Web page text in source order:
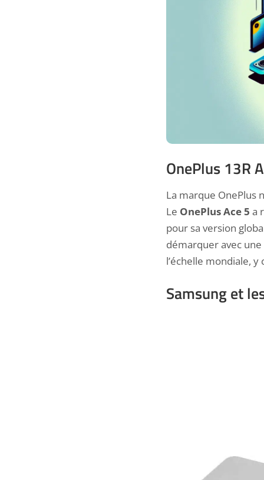
OnePlus 13R
La marque OnePlus
Le OnePlus Ace 5 a
pour sa version
démarquer avec une
l’échelle mondiale,
Samsung et